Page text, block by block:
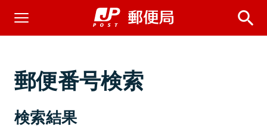
郵便番号検索
検索結果